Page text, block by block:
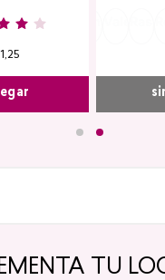
,25
RosePink
TU